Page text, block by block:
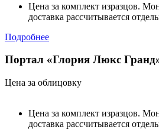
Цена за комплект изразцов.
доставка рассчитывается
Подробнее
Портал «Глория Люкс
Цена за облицовку
Цена за комплект изразцов.
доставка рассчитывается